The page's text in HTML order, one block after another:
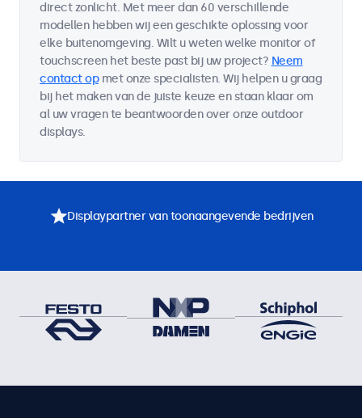
direct zonlicht. Met meer dan 60 verschillende
modellen hebben wij een geschikte oplossing voor
elke buitenomgeving. Wilt u weten welke monitor of
touchscreen het beste past bij uw project? Neem
contact opmet onze specialisten. Wij helpen u graag
bij het maken van de juiste keuze en staan klaar om
al uw vragen te beantwoorden over onze outdoor
displays.
Displaypartner van toonaangevende bedrijven